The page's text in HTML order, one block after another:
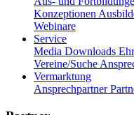
Konzeptionen
Webinare
Service
Media Downloads
Vereine/Suche
Vermarktung
Ansprechpartner